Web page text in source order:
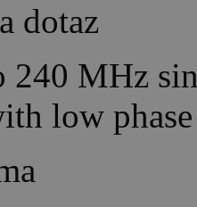
dotaz
240 MHz
low